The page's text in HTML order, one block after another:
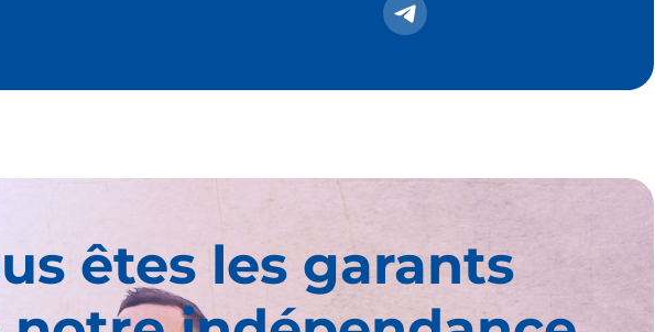
êtes les garants